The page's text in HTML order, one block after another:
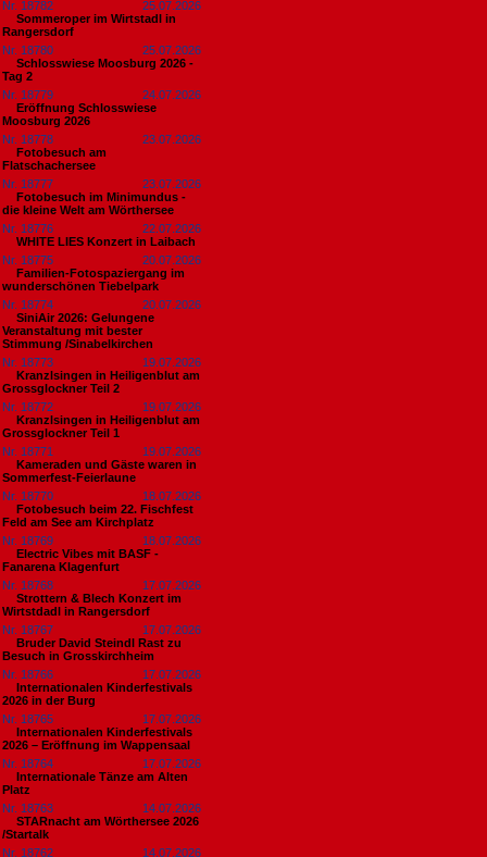
Nr. 18782
25.07.2026
Sommeroper im Wirtstadl in
Rangersdorf
Nr. 18780
25.07.2026
Schlosswiese Moosburg 2026 -
Tag 2
Nr. 18779
24.07.2026
Eröffnung Schlosswiese
Moosburg 2026
Nr. 18778
23.07.2026
Fotobesuch am
Flatschachersee
Nr. 18777
23.07.2026
Fotobesuch im Minimundus -
die kleine Welt am Wörthersee
Nr. 18776
22.07.2026
WHITE LIES Konzert in Laibach
Nr. 18775
20.07.2026
Familien-Fotospaziergang im
wunderschönen Tiebelpark
Nr. 18774
20.07.2026
SiniAir 2026: Gelungene
Veranstaltung mit bester
Stimmung /Sinabelkirchen
Nr. 18773
19.07.2026
Kranzlsingen in Heiligenblut am
Grossglockner Teil 2
Nr. 18772
19.07.2026
Kranzlsingen in Heiligenblut am
Grossglockner Teil 1
Nr. 18771
19.07.2026
Kameraden und Gäste waren in
Sommerfest-Feierlaune
Nr. 18770
18.07.2026
Fotobesuch beim 22. Fischfest
Feld am See am Kirchplatz
Nr. 18769
18.07.2026
Electric Vibes mit BASF -
Fanarena Klagenfurt
Nr. 18768
17.07.2026
Strottern & Blech Konzert im
Wirtstdadl in Rangersdorf
Nr. 18767
17.07.2026
Bruder David Steindl Rast zu
Besuch in Grosskirchheim
Nr. 18766
17.07.2026
Internationalen Kinderfestivals
2026 in der Burg
Nr. 18765
17.07.2026
Internationalen Kinderfestivals
2026 – Eröffnung im Wappensaal
Nr. 18764
17.07.2026
Internationale Tänze am Alten
Platz
Nr. 18763
14.07.2026
STARnacht am Wörthersee 2026
/Startalk
Nr. 18762
14.07.2026